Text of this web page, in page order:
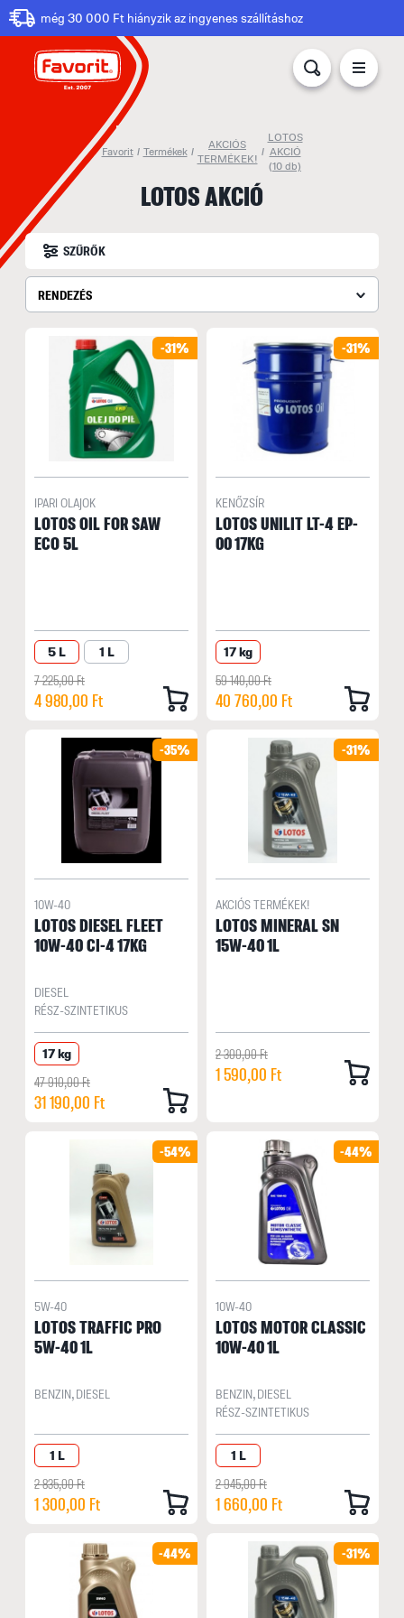
még 30 000 Ft hiányzik az ingyenes szállításhoz
Favorit / Termékek /
AKCIÓS
TERMÉKEK!
/
LOTOS
AKCIÓ
(10 db)
LOTOS AKCIÓ
SZŰRŐK
RENDEZÉS
-31%
IPARI OLAJOK
LOTOS OIL FOR SAW
ECO 5L
5 L 1 L
7 225,00 Ft
4 980,00 Ft
-31%
KENŐZSÍR
LOTOS UNILIT LT-4 EP-
00 17KG
17 kg
59 140,00 Ft
40 760,00 Ft
-35%
10W-40
LOTOS DIESEL FLEET
10W-40 CI-4 17KG
DIESEL
RÉSZ-SZINTETIKUS
17 kg
47 910,00 Ft
31 190,00 Ft
-31%
AKCIÓS TERMÉKEK!
LOTOS MINERAL SN
15W-40 1L
2 300,00 Ft
1 590,00 Ft
-54%
5W-40
LOTOS TRAFFIC PRO
5W-40 1L
BENZIN, DIESEL
1 L
2 835,00 Ft
1 300,00 Ft
-44%
10W-40
LOTOS MOTOR CLASSIC
10W-40 1L
BENZIN, DIESEL
RÉSZ-SZINTETIKUS
1 L
2 945,00 Ft
1 660,00 Ft
-44% -31%